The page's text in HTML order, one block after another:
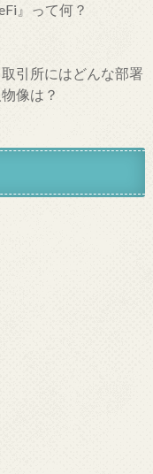
』って何？
引所にはどんな部署
像は？